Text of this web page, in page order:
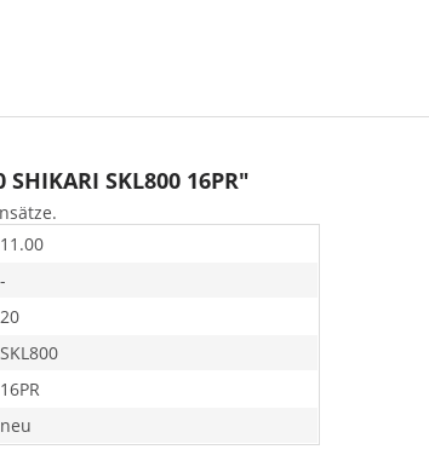
SKL800 16PR"
11.00
-
20
SKL800
16PR
neu